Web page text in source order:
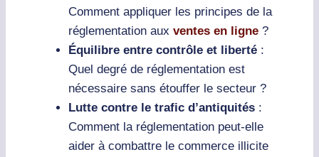
Comment appliquer les principes de la
réglementation aux ventes en ligne ?
Équilibre entre contrôle et liberté :
Quel degré de réglementation est
nécessaire sans étouffer le secteur ?
Lutte contre le trafic d’antiquités :
Comment la réglementation peut-elle
aider à combattre le commerce illicite